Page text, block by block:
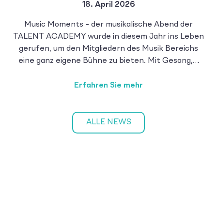
18. April 2026
Music Moments – der musikalische Abend der
TALENT ACADEMY wurde in diesem Jahr ins Leben
gerufen, um den Mitgliedern des Musik Bereichs
eine ganz eigene Bühne zu bieten. Mit Gesang,…
Erfahren Sie mehr
ALLE NEWS